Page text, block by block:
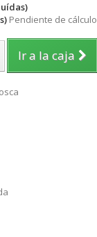
Pendiente de cálculo
Ir a la caja